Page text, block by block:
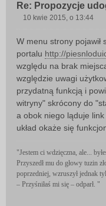
Re: Propozycje
t
10 kwie 2015, o 13:44
W menu strony pojawił
portalu http://
względu na brak
względzie uwagi
przydatną funkcją i
witryny" skrócony do
a obok niego ląduje
układ okaże się
"Jestem ci wdzięczna, ale...
Przyszedł mu do głowy tuzin
poprzedniej, wzruszył jednak
– Przyśniłaś mi się – odparł. "